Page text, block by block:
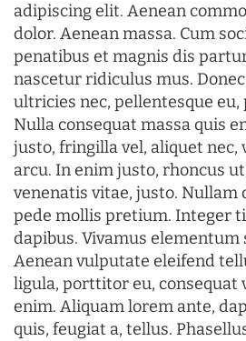
adipiscing elit. Aenean
dolor. Aenean massa. Cum
penatibus et magnis dis
nascetur ridiculus mus.
ultricies nec, pellentesque eu,
Nulla consequat massa quis
justo, fringilla vel, aliquet nec,
arcu. In enim justo, rhoncus
venenatis vitae, justo. Nullam
pede mollis pretium. Integer
dapibus. Vivamus elementum
Aenean vulputate eleifend
ligula, porttitor eu, consequat
enim. Aliquam lorem ante,
quis, feugiat a, tellus.